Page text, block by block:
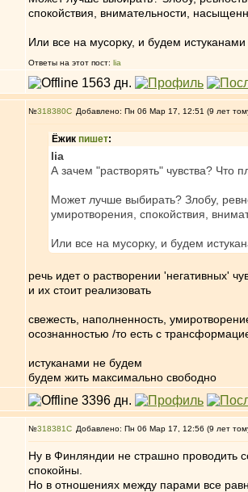
спокойствия, внимательности,
Или все на мусорку, и будем
Ответы на этот пост: lia
№318380 Добавлено: Пн 06 Мар 17, 12:51 (9 лет
Ёжик пишет:
lia
А зачем "растворять" чувства? Что
Может лучше выбирать? Злобу,
умиротворения, спокойствия,
Или все на мусорку, и будем
речь идет о растворении 'негативных'
и их стоит реализовать
свежесть, наполненность,
осознанностью /то есть с
истуканами не будем
будем жить максимально свободно
№318381 Добавлено: Пн 06 Мар 17, 12:56 (9 лет
Ну в Финляндии не страшно проводить
спокойны.
Но в отношениях между парами все